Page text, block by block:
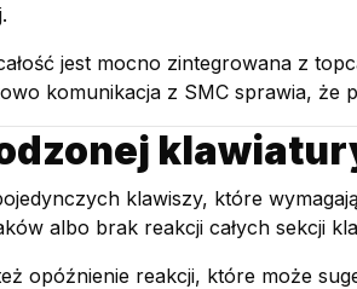
jest mocno zintegrowana z
komunikacja z SMC sprawia, że
klawiszy, które
albo brak reakcji całych sekcji
opóźnienie reakcji, które może